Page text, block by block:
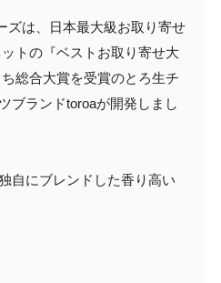
ズは、日本最大級お取り寄せ
トの『ベストお取り寄せ大
総合大賞を受賞のとろ生チ
ブランドtoroaが開発しまし
自にブレンドした香り高い